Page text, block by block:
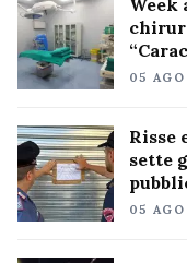
05
Risse
sette
05